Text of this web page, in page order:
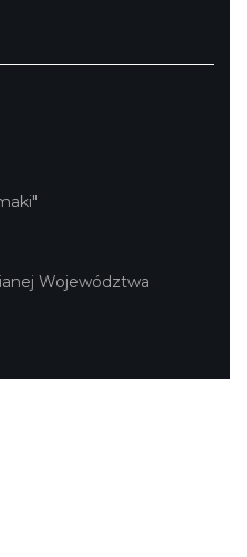
Województwa